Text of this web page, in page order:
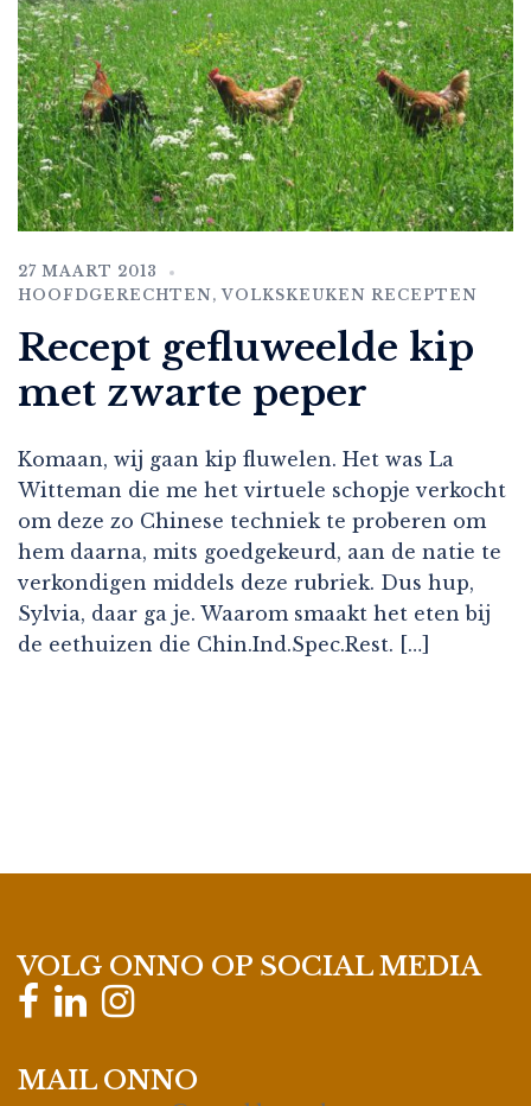
27 MAART 2013
HOOFDGERECHTEN,VOLKSKEUKEN RECEPTEN
Recept gefluweelde kip
met zwarte peper
Komaan, wij gaan kip fluwelen. Het was La
Witteman die me het virtuele schopje verkocht
om deze zo Chinese techniek te proberen om
hem daarna, mits goedgekeurd, aan de natie te
verkondigen middels deze rubriek. Dus hup,
Sylvia, daar ga je. Waarom smaakt het eten bij
de eethuizen die Chin.Ind.Spec.Rest. […]
VOLG ONNO OP SOCIAL MEDIA
MAIL ONNO